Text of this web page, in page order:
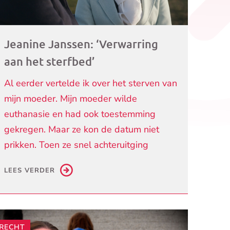
Jeanine Janssen: ‘Verwarring
aan het sterfbed’
Al eerder vertelde ik over het sterven van
mijn moeder. Mijn moeder wilde
euthanasie en had ook toestemming
gekregen. Maar ze kon de datum niet
prikken. Toen ze snel achteruitging
LEES VERDER
RECHT